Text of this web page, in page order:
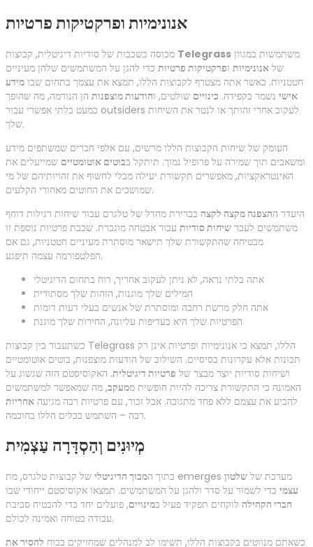
אנונימיות ופרקטיקות פרטיות
Telegrass
של אנונימיות ופרקטיקות פרטיות כדי להגן על המשתמשים שלהן מעיניים
חטטניות. כאשר אתה מצטרף לקבוצות הללו, תמצא את עצמך בתחום שבו מידע
אישי נשמר בקפידה. כינויים שולטים, והודעות מוצפנות הן הנורמה, מה שהופך
כמעט בלתי אפשרי עבור outsiders לעקוב אחרי זהותך או לנטר את השיחות
שלך.
העומק של שיחות הקבוצות הללו מרשים, עם אלפי חברים שמשתפים מידע
ומשאבים תוך שמירה על פרופיל נמוך. תיתקל בבוטים אוטומטיים שמייעלים את
האינטראקציות, מאפשרים תקשורת יעילה מבלי לחשוף את זהויותיהם של מי
שמושכים את החוטים מאחורי הקלעים.
היעדר ההצפנה מקצה לקצה בברירת מחדל של טלגרם עבור שיחות רגילות דוחף
משתמשים לעבר שיחות סודיות עבור אבטחה מוגברת. שכבת פרטיות נוספת זו
מבטיחה שהתקשורת שלך תישאר מוסתרת מעיניים חטטניות, גם אם
הפלטפורמה עצמה תיפגע.
אתה בלתי נראה, לא ניתן לעקוב אחריך, רוח בתחום הדיגיטלי
המילים שלך מוגנות, הזהות שלך מסתורית
אתה חלק מרשת רחבה ומוסתרת של אנשים בעלי דעות דומות
הפרטיות שלך היא בעדיפות עליונה, החירות שלך מוגנת
כשתעבור בין קבוצות Telegrass הללו, תמצא כי אנונימיות ופרטיות אינן רק
תכונות אלא עקרונות בסיסיים. השילוב של הודעות מוצפנות, בוטים אוטומטיים
ושיחות סודיות יוצר מבצר של פרטיות דיגיטלית. האקוסיסטם הזה שגשוג על
האמונה כי התקשורת צריכה להיות חופשית ממעקב, מה שמאפשר למשתמשים
להביע את עצמם ללא פחד מתגובה. אבל זכור, עם פרטיות רבה מגיעה אחריות
רבה – השתמש בכלים הללו בחוכמה.
מְיוּנִים וְהַסְדָּרָה עַצְמִית
בתוך המבוך הדיגיטלי של קבוצות טלגרס, מת emerges מערכת של שלטון
עצמי כדי לשמור על סדר ולהגן על המשתמשים. תמצאו אקוסיסטם ייחודי שבו
חברי הקהילה לוקחים תפקיד פעיל במינויים, פועלים יחד כדי להבטיח סביבת
עבודה בטוחה ואמינה לכולם.
כשאתם מנווטים בקבוצות הללו, תשימו לב למנהלים שמחזיקים בכוח להסיר את